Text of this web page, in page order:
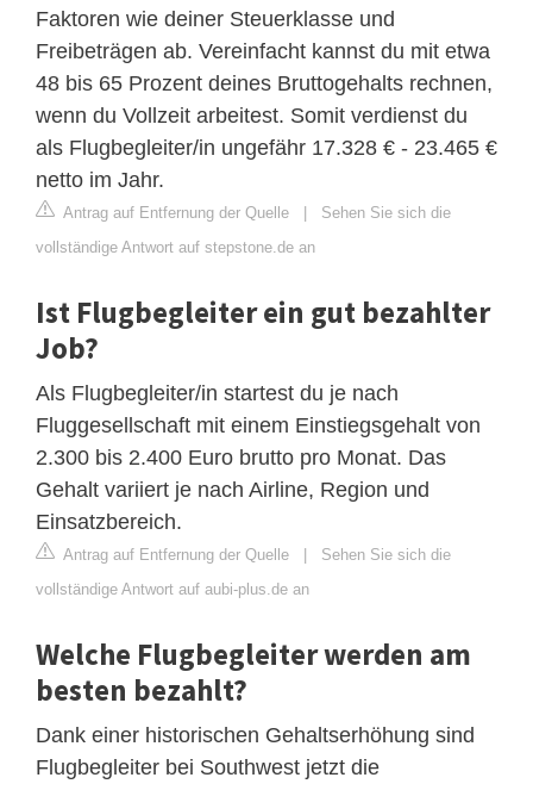
Faktoren wie deiner Steuerklasse und
Freibeträgen ab. Vereinfacht kannst du mit etwa
48 bis 65 Prozent deines Bruttogehalts rechnen,
wenn du Vollzeit arbeitest. Somit verdienst du
als Flugbegleiter/in ungefähr 17.328 € - 23.465 €
netto im Jahr.
Antrag auf Entfernung der Quelle | Sehen Sie sich die
vollständige Antwort auf stepstone.de an
Ist Flugbegleiter ein gut bezahlter
Job?
Als Flugbegleiter/in startest du je nach
Fluggesellschaft mit einem Einstiegsgehalt von
2.300 bis 2.400 Euro brutto pro Monat. Das
Gehalt variiert je nach Airline, Region und
Einsatzbereich.
Antrag auf Entfernung der Quelle | Sehen Sie sich die
vollständige Antwort auf aubi-plus.de an
Welche Flugbegleiter werden am
besten bezahlt?
Dank einer historischen Gehaltserhöhung sind
Flugbegleiter bei Southwest jetzt die